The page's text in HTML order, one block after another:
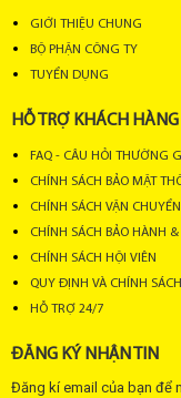
GIỚI THIỆU CHUNG
BỘ PHẬN CÔNG TY
TUYỂN DỤNG
HỖ TRỢ KHÁCH HÀNG
FAQ - CÂU HỎI THƯỜNG
CHÍNH SÁCH BẢO MẬT
CHÍNH SÁCH VẬN
CHÍNH SÁCH BẢO HÀNH
CHÍNH SÁCH HỘI VIÊN
QUY ĐỊNH VÀ CHÍNH SÁCH
HỖ TRỢ 24/7
ĐĂNG KÝ NHẬN TIN
Đăng kí email của bạn để